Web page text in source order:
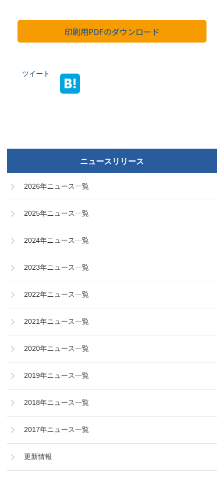
印刷用PDFのダウンロード
ツイート
ニュースリリース
2026年ニュース一覧
2025年ニュース一覧
2024年ニュース一覧
2023年ニュース一覧
2022年ニュース一覧
2021年ニュース一覧
2020年ニュース一覧
2019年ニュース一覧
2018年ニュース一覧
2017年ニュース一覧
更新情報